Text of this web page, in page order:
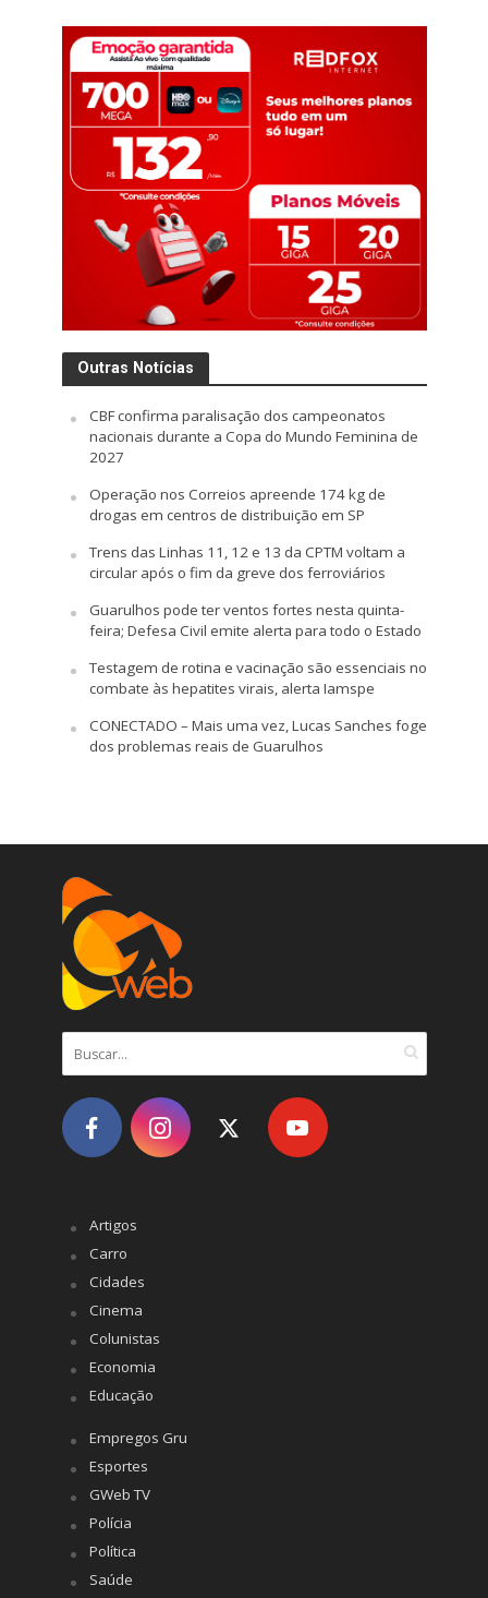
Outras Notícias
CBF confirma paralisação dos campeonatos
nacionais durante a Copa do Mundo Feminina de
2027
Operação nos Correios apreende 174 kg de
drogas em centros de distribuição em SP
Trens das Linhas 11, 12 e 13 da CPTM voltam a
circular após o fim da greve dos ferroviários
Guarulhos pode ter ventos fortes nesta quinta-
feira; Defesa Civil emite alerta para todo o Estado
Testagem de rotina e vacinação são essenciais no
combate às hepatites virais, alerta Iamspe
CONECTADO – Mais uma vez, Lucas Sanches foge
dos problemas reais de Guarulhos
Artigos
Carro
Cidades
Cinema
Colunistas
Economia
Educação
Empregos Gru
Esportes
GWeb TV
Polícia
Política
Saúde